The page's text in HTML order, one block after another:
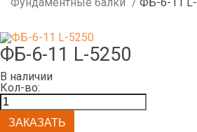
ФБ-6-11 L-5250
В наличии
Кол-во: